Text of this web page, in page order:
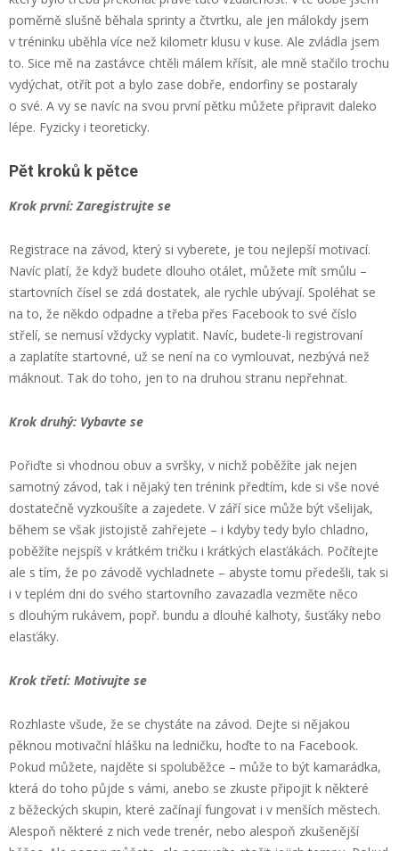
poměrně slušně běhala sprinty a čtvrtku, ale jen málokdy jsem
v tréninku uběhla více než kilometr klusu v kuse. Ale zvládla jsem
to. Sice mě na zastávce chtěli málem křísit, ale mně stačilo trochu
vydýchat, otřít pot a bylo zase dobře, endorfiny se postaraly
o své. A vy se navíc na svou první pětku můžete připravit daleko
lépe. Fyzicky i teoreticky.
Pět kroků k pětce
Krok první: Zaregistrujte se
Registrace na závod, který si vyberete, je tou nejlepší motivací.
Navíc platí, že když budete dlouho otálet, můžete mít smůlu –
startovních čísel se zdá dostatek, ale rychle ubývají. Spoléhat se
na to, že někdo odpadne a třeba přes Facebook to své číslo
střelí, se nemusí vždycky vyplatit. Navíc, budete-li registrovaní
a zaplatíte startovné, už se není na co vymlouvat, nezbývá než
máknout. Tak do toho, jen to na druhou stranu nepřehnat.
Krok druhý: Vybavte se
Pořiďte si vhodnou obuv a svršky, v nichž poběžíte jak nejen
samotný závod, tak i nějaký ten trénink předtím, kde si vše nové
dostatečně vyzkoušíte a zajedete. V září sice může být všelijak,
během se však jistojistě zahřejete – i kdyby tedy bylo chladno,
poběžíte nejspíš v krátkém tričku i krátkých elasťákách. Počítejte
ale s tím, že po závodě vychladnete – abyste tomu předešli, tak si
i v teplém dni do svého startovního zavazadla vezměte něco
s dlouhým rukávem, popř. bundu a dlouhé kalhoty, šusťáky nebo
elasťáky.
Krok třetí: Motivujte se
Rozhlaste všude, že se chystáte na závod. Dejte si nějakou
pěknou motivační hlášku na ledničku, hoďte to na Facebook.
Pokud můžete, najděte si spoluběžce – může to být kamarádka,
která do toho půjde s vámi, anebo se zkuste připojit k některé
z běžeckých skupin, které začínají fungovat i v menších městech.
Alespoň některé z nich vede trenér, nebo alespoň zkušenější